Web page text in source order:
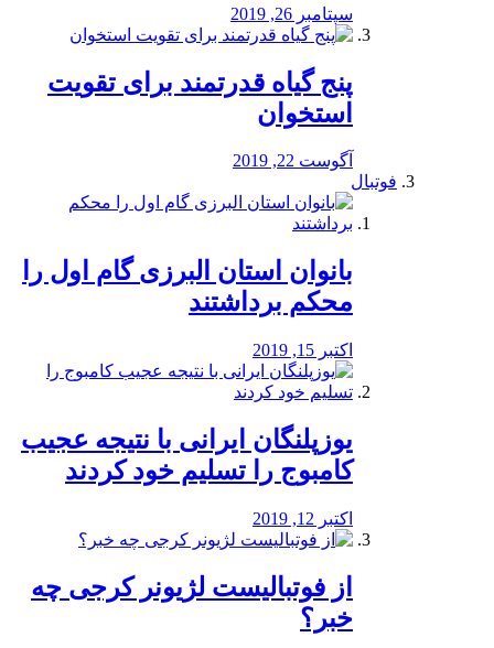
سپتامبر 26, 2019
پنج گیاه قدرتمند برای تقویت
استخوان
آگوست 22, 2019
فوتبال
بانوان استان البرزی گام اول را
محكم برداشتند
اکتبر 15, 2019
یوزپلنگان ایرانی با نتیجه عجیب
کامبوج را تسلیم خود کردند
اکتبر 12, 2019
از فوتبالیست لژیونر کرجی چه
خبر؟